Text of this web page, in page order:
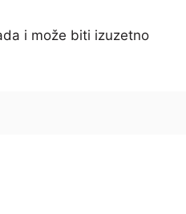
i može biti izuzetno